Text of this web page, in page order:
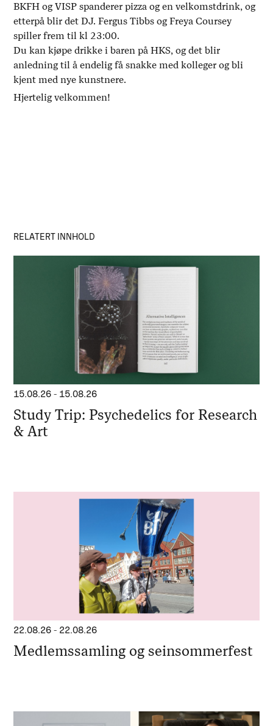
BKFH og VISP spanderer pizza og en velkomstdrink, og
etterpå blir det DJ. Fergus Tibbs og Freya Coursey
spiller frem til kl 23:00.
Du kan kjøpe drikke i baren på HKS, og det blir
anledning til å endelig få snakke med kolleger og bli
kjent med nye kunstnere.
Hjertelig velkommen!
RELATERT INNHOLD
15.08.26 - 15.08.26
Study Trip: Psychedelics for Research
& Art
22.08.26 - 22.08.26
Medlemssamling og seinsommerfest